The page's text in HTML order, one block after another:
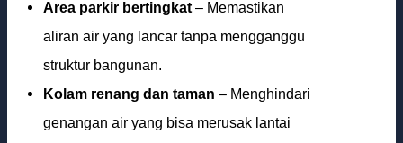
Area parkir bertingkat – Memastikan
aliran air yang lancar tanpa mengganggu
struktur bangunan.
Kolam renang dan taman – Menghindari
genangan air yang bisa merusak lantai